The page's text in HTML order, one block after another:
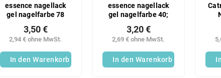
essence nagellack
gel nagelfarbe 78
2,94 € ohne MwSt.
3,50 €
In den Warenkorb
essence nagellack
gel nagelfarbe 40;
2,69 € ohne MwSt.
3,20 €
In den Warenkorb